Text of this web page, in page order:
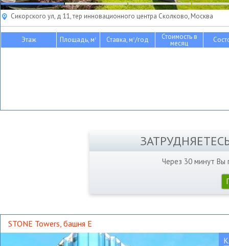
Сикорского ул, д 11, тер инновационного центра Сколково, Москва
Этаж Площадь, м2 Ставка, м2/год Стоимость в
месяц
Через 30 минут Вы
STONE Towers, башня Е